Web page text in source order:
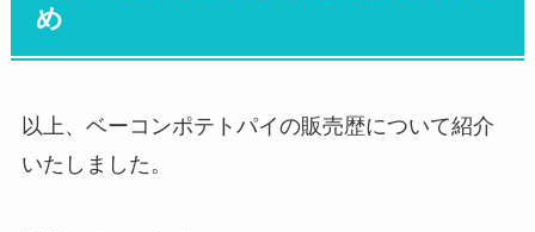
め
以上、ベーコンポテトパイの販売歴について紹介
いたしました。